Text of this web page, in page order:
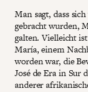
Man sagt, dass
gebracht wurden,
galten. Vielleicht
María, einem
worden war, die
José de Era in Sur
anderer